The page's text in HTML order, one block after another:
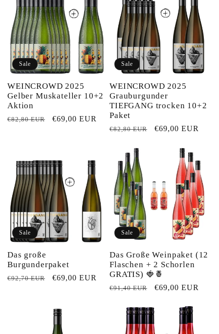
g
o
r
i
e
Sale
WEINCROWD 2025
Gelber Muskateller 10+2
Aktion
Normaler
€82,80 EUR Verkaufspreis
€69,00 EUR
Sale
WEINCROWD 2025
Grauburgunder
TIEFGANG trocken 10+2
Paket
Normaler
€82,80 EUR Verkaufspreis
€69,00 EUR
Sale
Das große
Burgunderpaket
Normaler
€92,70 EUR Verkaufspreis
€69,00 EUR
Sale
Das Große Weinpaket (12
Flaschen + 2 Schorlen
GRATIS) 🍓🍍
Normaler
€91,40 EUR Verkaufspreis
€69,00 EUR